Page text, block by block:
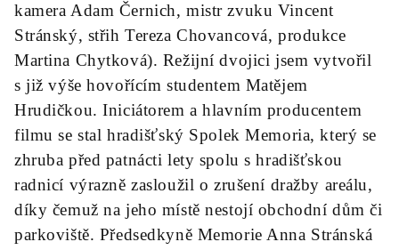
kamera Adam Černich, mistr zvuku Vincent
Stránský, střih Tereza Chovancová, produkce
Martina Chytková). Režijní dvojici jsem vytvořil
s již výše hovořícím studentem Matějem
Hrudičkou. Iniciátorem a hlavním producentem
filmu se stal hradišťský Spolek Memoria, který se
zhruba před patnácti lety spolu s hradišťskou
radnicí výrazně zasloužil o zrušení dražby areálu,
díky čemuž na jeho místě nestojí obchodní dům či
parkoviště. Předsedkyně Memorie Anna Stránská